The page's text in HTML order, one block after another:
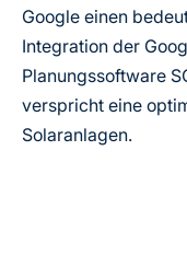
Google einen
Integration der
Planungssoftware
verspricht eine
Solaranlagen.